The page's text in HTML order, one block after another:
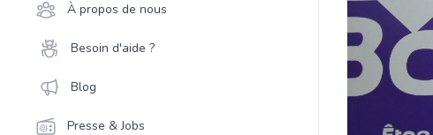
À propos de nous
Besoin d'aide ?
Blog
Presse & Jobs